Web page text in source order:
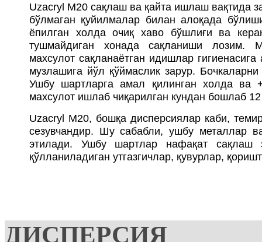
Uzacryl M20 сақлаш ва қайта ишлаш вақтида
бўлмаган қуйилмалар билан алоқада
ёпилган холда очиқ хаво бўшлиғи ва
тушмайдиган хонада сақланиши лозим.
махсулот сақланаётган идишлар
музлашига йўл қўймаслик зарур.
Ушбу шартларга амал қилинган холда ва
махсулот ишлаб чиқарилган кундан бошлаб
Uzacryl M20, бошқа дисперсиялар каби,
сезувчандир. Шу сабабли, ушбу металлар
этилади. Ушбу шартлар нафақат сақлаш
қўлланиладиган утгазгичлар, қувурлар,
ДИСПЕРСИЯ